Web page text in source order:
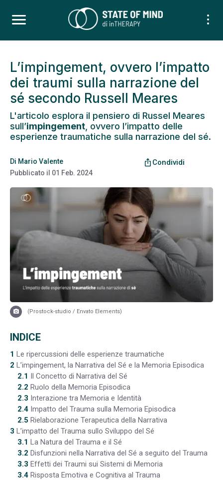
L’impingement, ovvero l’impatto
dei traumi sulla narrazione del
sé secondo Russell Meares
L'articolo esplora il pensiero di Russel Meares
sull’impingement , ovvero l’impatto delle
esperienze traumatiche sulla narrazione del sé.
Di Mario Valente
Pubblicato il 01 Feb. 2024
ios_share Condividi
(Prostock-studio / Envato Elements)
INDICE
1 Le ripercussioni delle esperienze traumatiche
2 L’impingement, la Narrativa del Sé e la Memoria Episodica
2.1 Il Concetto di Narrativa del Sé
2.2 Ruolo della Memoria Episodica
2.3 Interazione tra Memoria e Identità
2.4 Impatto del Trauma sulla Memoria Episodica
2.5 Rielaborazione Terapeutica della Narrativa
3 L’impatto del Trauma sullo Sviluppo del Sé
3.1 La Natura del Trauma e il Sé
3.2 Disfunzioni nella Narrativa del Sé a seguito del Trauma
3.3 Effetti dei Traumi sui Sistemi di Memoria
3.4 Risposta Emotiva e Cognitiva al Trauma